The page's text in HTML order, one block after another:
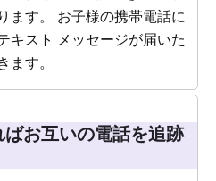
ます。 お子様の携帯電話に
キスト メッセージが届いた
す。
お互いの電話を追跡